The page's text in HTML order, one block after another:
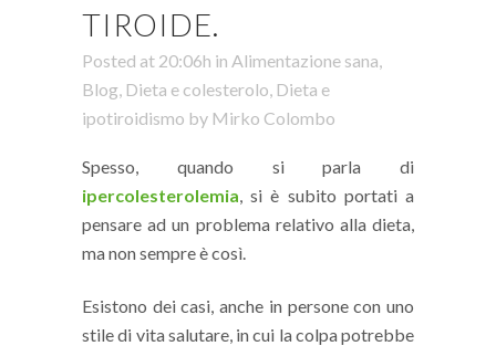
TIROIDE.
Posted at 20:06h in Alimentazione sana
Blog Dieta e colesterolo Dieta e
ipotiroidismo by Mirko Colombo
Spesso, quando si parla di
ipercolesterolemia , si è subito portati a
pensare ad un problema relativo alla dieta,
ma non sempre è così.
Esistono dei casi, anche in persone con uno
stile di vita salutare, in cui la colpa potrebbe